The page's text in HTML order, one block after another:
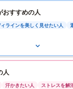
おすすめの人
ラインを美しく見せたい人
人
汗かきたい人 ストレスを解